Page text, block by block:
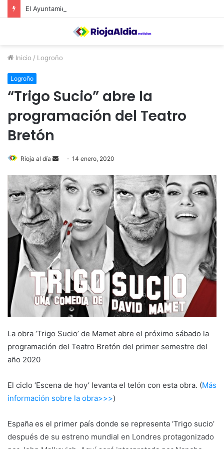
Inicio / Logroño
Logroño
“Trigo Sucio” abre la
programación del Teatro
Bretón
Rioja al día
n
d
a
n
e
m
a
l
14 enero, 2020
La obra ‘Trigo Sucio’ de Mamet abre el próximo sábado la
programación del Teatro Bretón del primer semestre del
año 2020
El ciclo ‘Escena de hoy’ levanta el telón con esta obra. (Más
información sobre la obra>>>)
España es el primer país donde se representa ‘Trigo sucio’
después de su estreno mundial en Londres protagonizado